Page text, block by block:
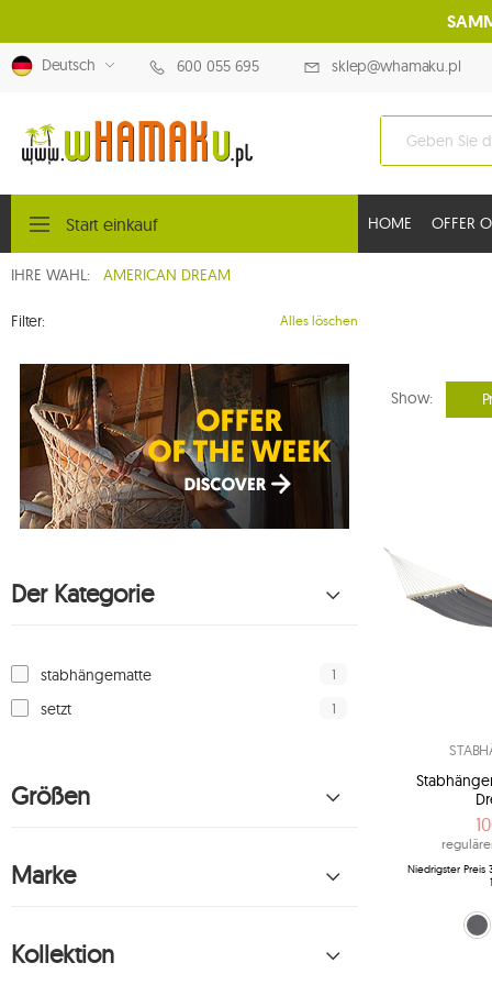
Deutsch 600 055 695 sklep@whamaku.pl
Start einkauf HOME OFFER
IHRE WAHL: AMERICAN DREAM
Filter: Alles löschen
Der Kategorie
stabhängematte 1
setzt 1
Größen
Marke
Kollektion
Show:
Niedrigster Preis
Grau